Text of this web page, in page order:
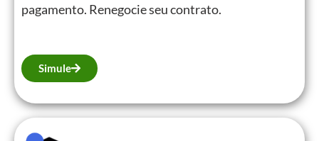
pagamento. Renegocie seu contrato.
Simule